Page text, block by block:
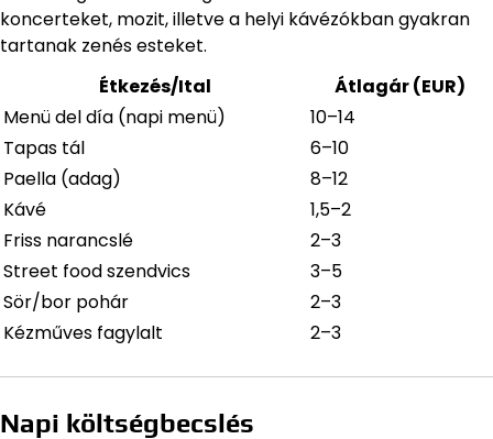
koncerteket, mozit, illetve a helyi kávézókban gyakran
tartanak zenés esteket.
Étkezés/Ital
Átlagár (EUR)
Menü del día (napi menü)
10–14
Tapas tál
6–10
Paella (adag)
8–12
Kávé
1,5–2
Friss narancslé
2–3
Street food szendvics
3–5
Sör/bor pohár
2–3
Kézműves fagylalt
2–3
Napi költségbecslés